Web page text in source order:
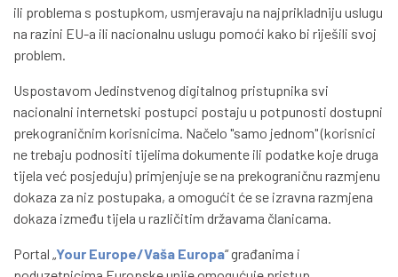
ili problema s postupkom, usmjeravaju na najprikladniju uslugu
na razini EU-a ili nacionalnu uslugu pomoći kako bi riješili svoj
problem.
Uspostavom Jedinstvenog digitalnog pristupnika svi
nacionalni internetski postupci postaju u potpunosti dostupni
prekograničnim korisnicima. Načelo "samo jednom" (korisnici
ne trebaju podnositi tijelima dokumente ili podatke koje druga
tijela već posjeduju) primjenjuje se na prekograničnu razmjenu
dokaza za niz postupaka, a omogućit će se izravna razmjena
dokaza između tijela u različitim državama članicama.
Portal „Your Europe/Vaša Europa“ građanima i